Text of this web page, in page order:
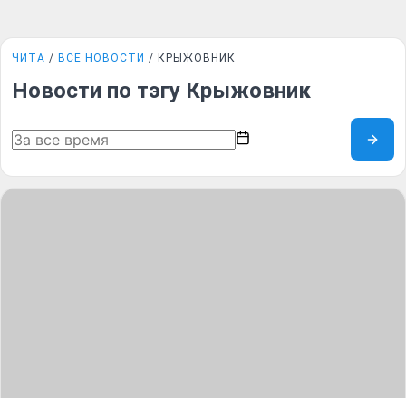
ЧИТА ВСЕ НОВОСТИ КРЫЖОВНИК
Новости по тэгу Крыжовник